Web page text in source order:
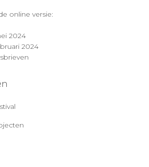
online versie:
2024
2024